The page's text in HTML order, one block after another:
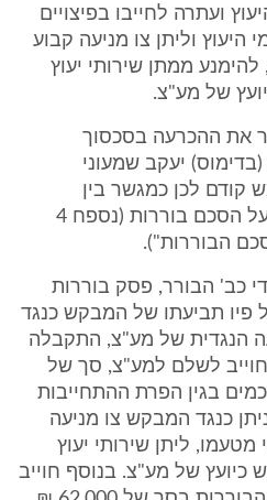
ועתרה לחייבו בפיצויים
היעוץ וליתן צו מניעה קבוע
ממתן שירותי יעוץ
של מע"צ.
את ההכרעה בסכסוך
יעקב שמעוני
קודם לכן כמגשר בין
הצדדים וחתמו לצורך כך על הסכם בוררות (נספח 4
הבוררות").
ניתן על ידי כב' הבורר, פסק בוררות
פיו תביעתו של המבקש כנגד
הנגדית של מע"צ, התקבלה
לשלם למע"צ, סך של
מוסכמים בגין הפרת ההתחייבות
כנגד המבקש צו מניעה
ליתן שירותי יעוץ
כיועץ של מע"צ. בנוסף חוייב